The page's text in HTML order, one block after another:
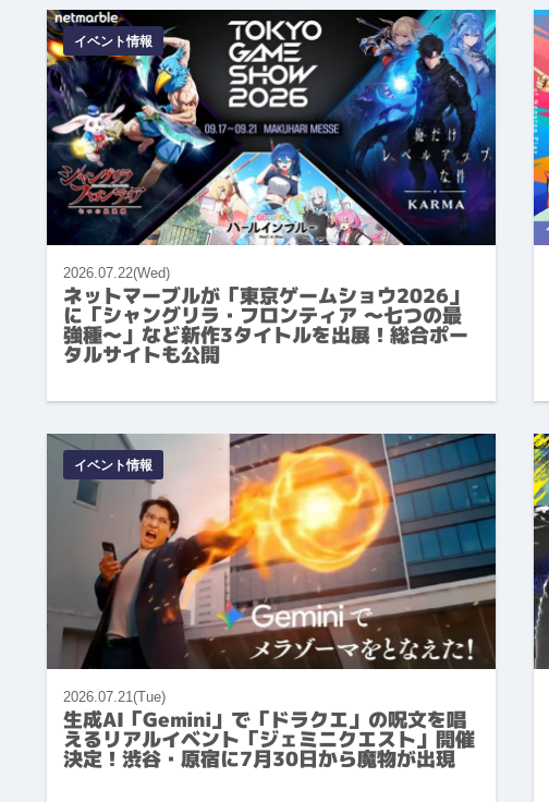
イベント情報
2026.07.22(Wed)
ネットマーブルが「東京ゲームショウ2026」
に「シャングリラ・フロンティア ～七つの最
強種～」など新作3タイトルを出展！総合ポー
タルサイトも公開
イベント情報
2026.07.21(Tue)
生成AI「Gemini」で「ドラクエ」の呪文を唱
えるリアルイベント「ジェミニクエスト」開催
決定！渋谷・原宿に7月30日から魔物が出現